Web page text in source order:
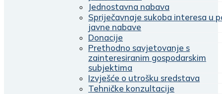
Jednostavna nabava
Spriječavnaje sukoba interesa u
javne nabave
Donacije
Prethodno savjetovanje s
zainteresiranim gospodarskim
subjektima
Izvješće o utrošku sredstava
Tehničke konzultacije